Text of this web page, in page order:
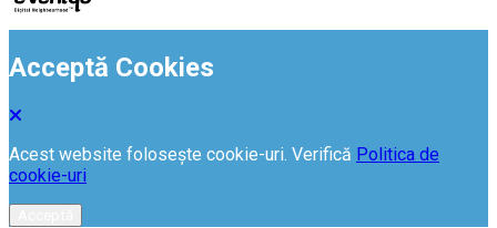
Acceptă Cookies
Acest website folosește cookie-uri. Verifică Politica de
cookie-uri